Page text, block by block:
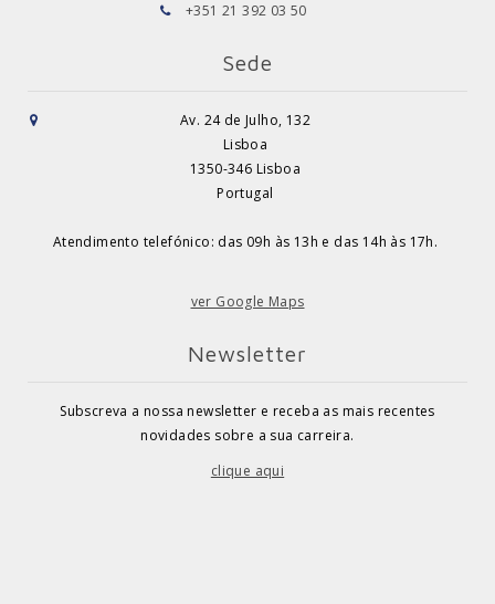
+351 21 392 03 50
Sede
Av. 24 de Julho, 132
Lisboa
1350-346 Lisboa
Portugal
Atendimento telefónico: das 09h às 13h e das 14h às 17h.
ver Google Maps
Newsletter
Subscreva a nossa newsletter e receba as mais recentes
novidades sobre a sua carreira.
clique aqui